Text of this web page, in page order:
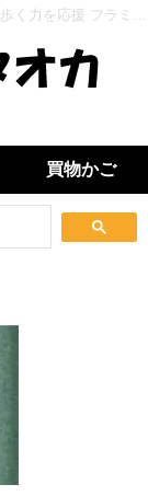
ウォーキング・ステッキ・杖 シニアサポート 歩く力を応援 フラミンゴN 伸縮 WB3883 フォレストグリーン - インテリアカタオカ
買物かご